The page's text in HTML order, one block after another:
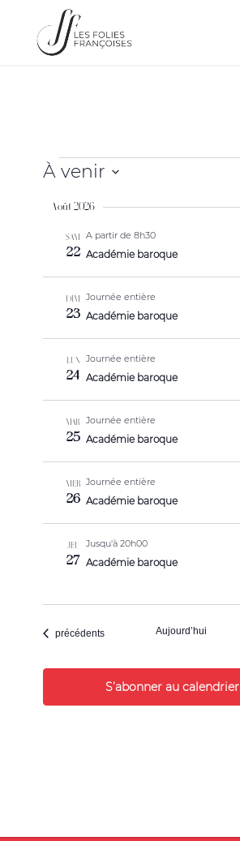
À venir
Août 2026
SAM
22
A partir de 8h30
Académie baroque
DIM
23
Journée entière
Académie baroque
LUN
24
Journée entière
Académie baroque
MAR
25
Journée entière
Académie baroque
MER
26
Journée entière
Académie baroque
JEU
27
Jusqu'à 20h00
Académie baroque
Évènements
précédents Aujourd’hui
S’abonner au calendrier